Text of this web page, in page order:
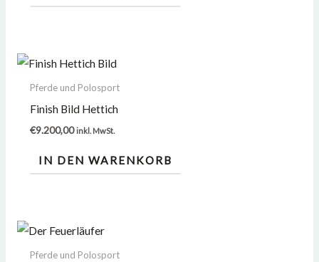
Pferde und Polosport
Finish Bild Hettich
€9.200,00 inkl. MwSt.
IN DEN WARENKORB
Pferde und Polosport